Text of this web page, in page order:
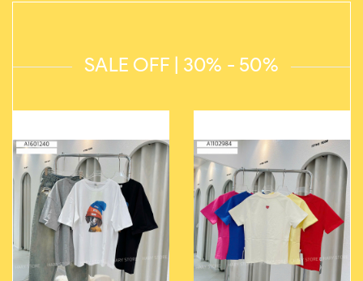
SALE OFF | 30% - 50%